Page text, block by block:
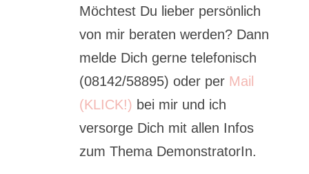
Möchtest Du lieber persönlich
von mir beraten werden? Dann
melde Dich gerne telefonisch
(08142/58895) oder per Mail
(KLICK!) bei mir und ich
versorge Dich mit allen Infos
zum Thema DemonstratorIn.